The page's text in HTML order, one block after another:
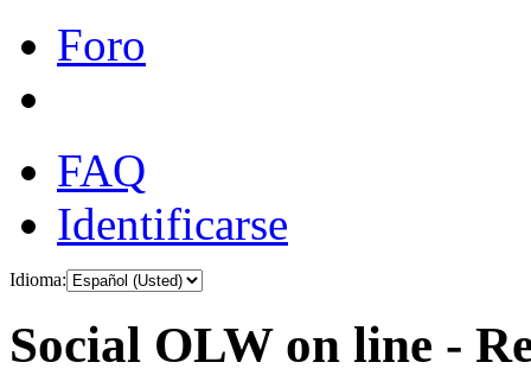
Foro
FAQ
Identificarse
Idioma:
Social OLW on line -